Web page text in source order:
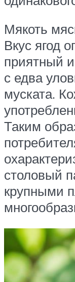
Мякоть
Вкус ягод
приятный
с едва
муската.
Таким
столовый
крупными